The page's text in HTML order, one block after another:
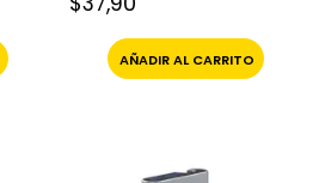
AÑADIR AL CARRITO